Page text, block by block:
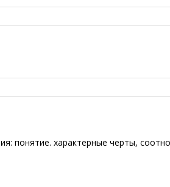
понятие. характерные черты,